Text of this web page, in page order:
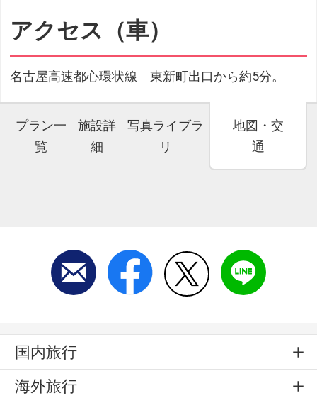
アクセス（車）
名古屋高速都心環状線 東新町出口から約5分。
プラン一
覧
施設詳
細
写真ライブラ
リ
地図・交
通
国内旅行
海外旅行